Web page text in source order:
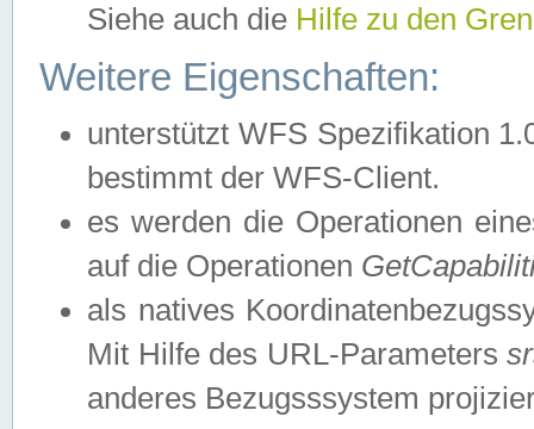
Siehe auch die Hilfe zu den
Weitere Eigenschaften:
unterstützt WFS Spezifikation
bestimmt der WFS-Client.
es werden die Operationen
auf die Operationen
als natives
Mit Hilfe des URL-Parameters
anderes Bezugsssystem